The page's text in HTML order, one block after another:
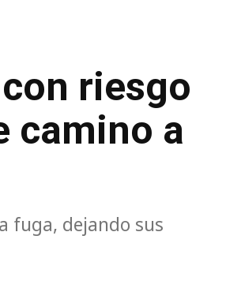
riesgo
camino a
fuga, dejando sus